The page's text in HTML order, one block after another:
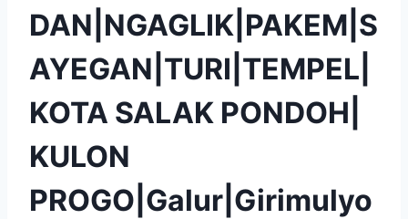
DAN|NGAGLIK|PAKEM|S
AYEGAN|TURI|TEMPEL|
KOTA SALAK PONDOH|
KULON
PROGO|Galur|Girimulyo